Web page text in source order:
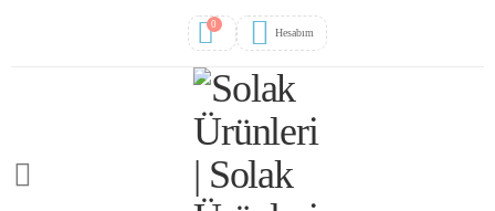
0
Hesabım